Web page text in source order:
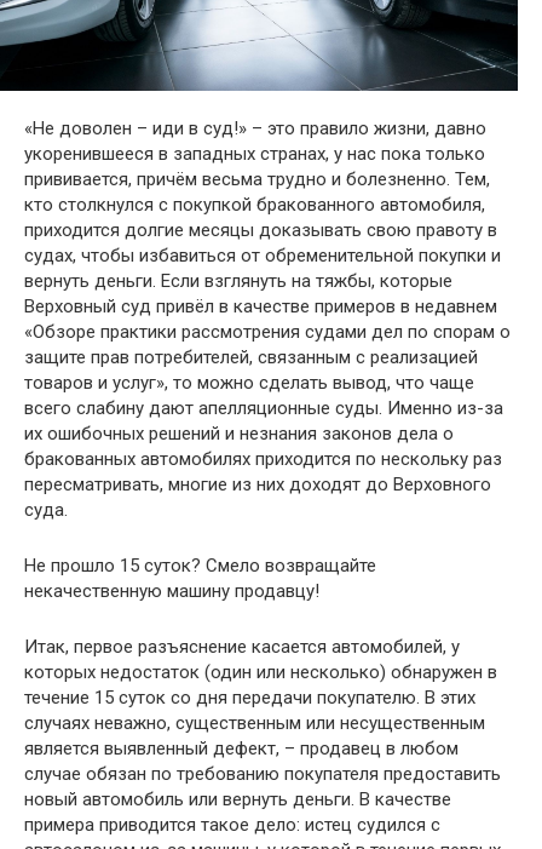
«Не доволен – иди в суд!» – это правило жизни, давно
укоренившееся в западных странах, у нас пока только
прививается, причём весьма трудно и болезненно. Тем,
кто столкнулся с покупкой бракованного автомобиля,
приходится долгие месяцы доказывать свою правоту в
судах, чтобы избавиться от обременительной покупки и
вернуть деньги. Если взглянуть на тяжбы, которые
Верховный суд привёл в качестве примеров в недавнем
«Обзоре практики рассмотрения судами дел по спорам о
защите прав потребителей, связанным с реализацией
товаров и услуг», то можно сделать вывод, что чаще
всего слабину дают апелляционные суды. Именно из-за
их ошибочных решений и незнания законов дела о
бракованных автомобилях приходится по нескольку раз
пересматривать, многие из них доходят до Верховного
суда.
Не прошло 15 суток? Смело возвращайте
некачественную машину продавцу!
Итак, первое разъяснение касается автомобилей, у
которых недостаток (один или несколько) обнаружен в
течение 15 суток со дня передачи покупателю. В этих
случаях неважно, существенным или несущественным
является выявленный дефект, – продавец в любом
случае обязан по требованию покупателя предоставить
новый автомобиль или вернуть деньги. В качестве
примера приводится такое дело: истец судился с